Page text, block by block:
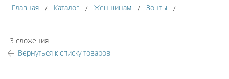
Главная Каталог Женщинам Зонты
3 сложения
Вернуться к списку товаров